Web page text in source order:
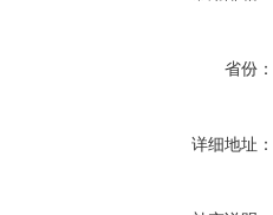
省份：
详细地址：